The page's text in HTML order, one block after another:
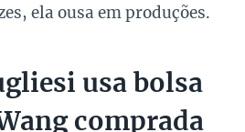
ela ousa em produções.
usa bolsa
comprada